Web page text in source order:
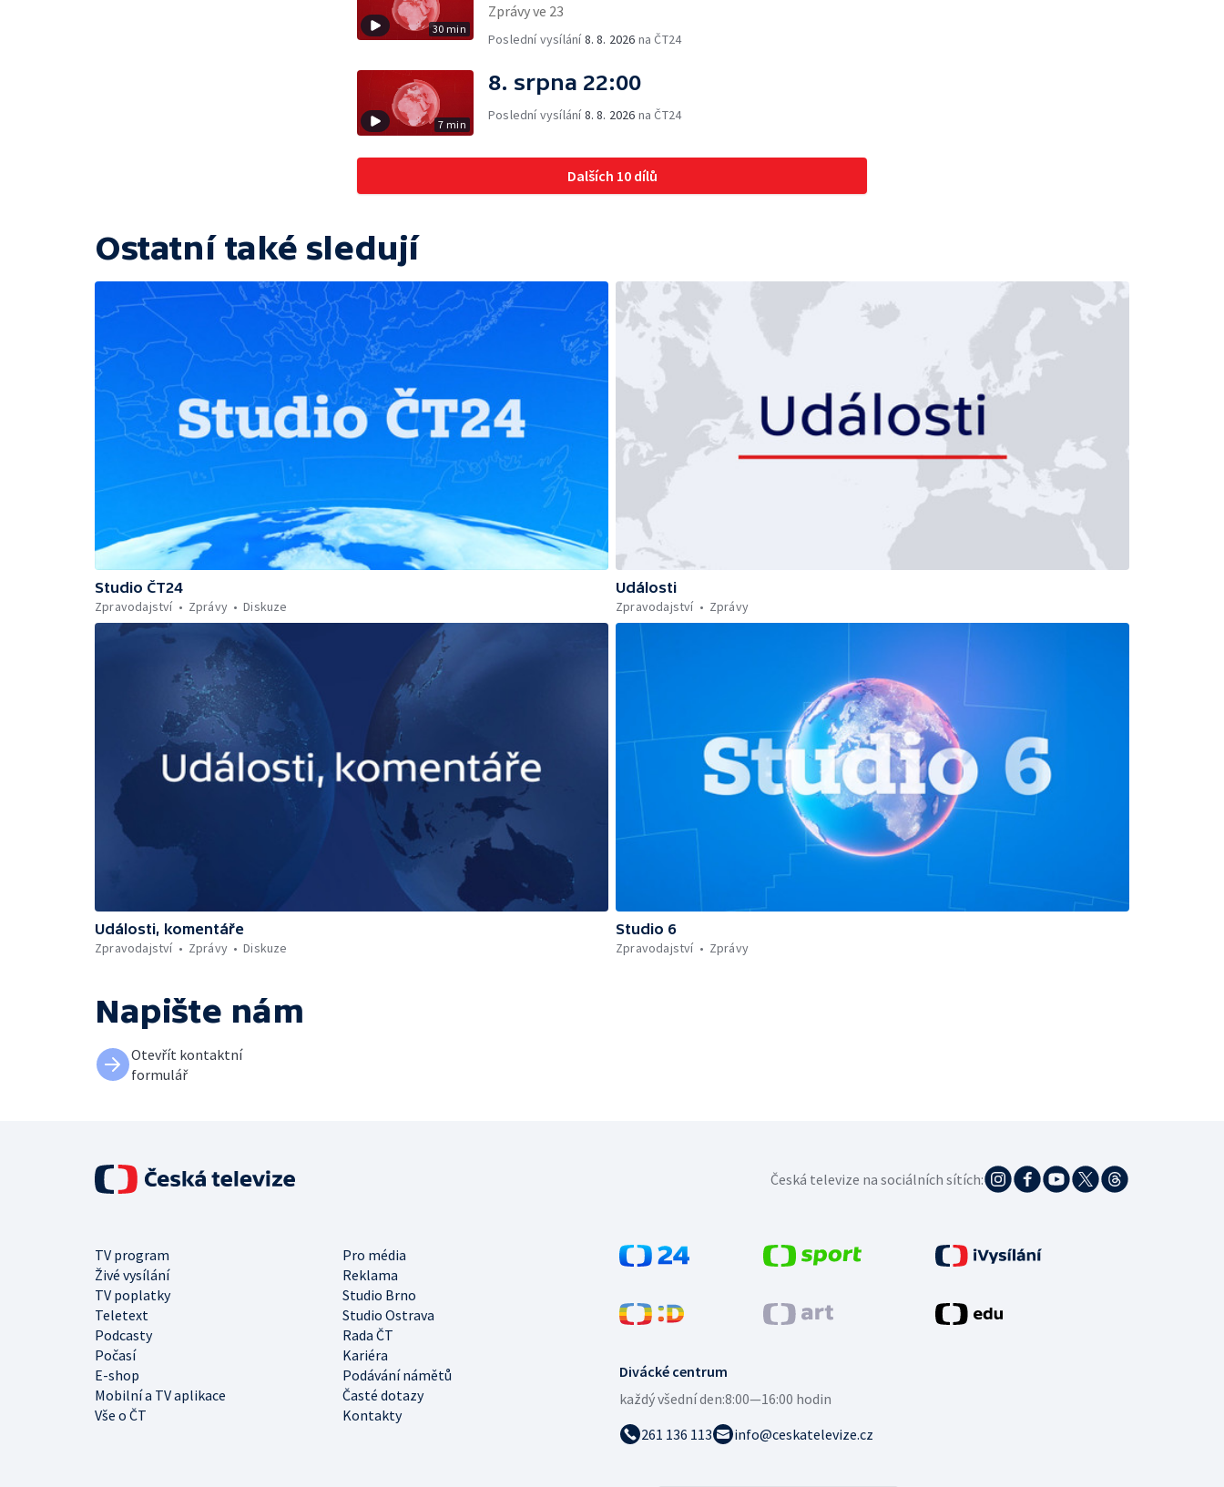
30 min
Zprávy ve 23
Poslední vysílání8. 8. 2026 na ČT24
7 min
8. srpna 22:00
Poslední vysílání8. 8. 2026 na ČT24
Dalších 10 dílů
Ostatní také sledují
Studio ČT24
Zpravodajství
Zprávy Diskuze
Události
Zpravodajství
Zprávy
Události, komentáře
Zpravodajství
Zprávy Diskuze
Studio 6
Zpravodajství
Zprávy
Napište nám
Otevřít kontaktní
formulář
Divácké centrum
každý všední den:8:00—16:00 hodin
261 136 113
info@ceskatelevize.cz
TV program
Pro média
Živé vysílání
Reklama
TV poplatky
Studio Brno
Teletext
Studio Ostrava
Podcasty
Rada ČT
Počasí
Kariéra
E-shop
Podávání námětů
Mobilní a TV aplikace
Časté dotazy
Vše o ČT
Kontakty
Česká televize na sociálních sítích: